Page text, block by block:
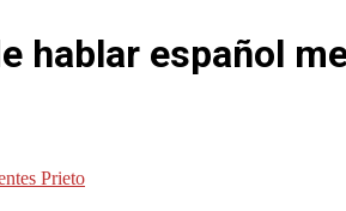
hablar español
Prieto